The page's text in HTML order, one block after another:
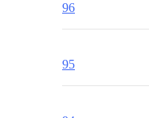
96
95